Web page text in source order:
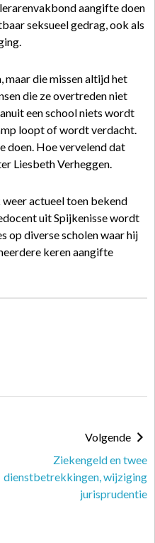
aangifte doen
seksueel gedrag, ook als
maar die missen altijd het
die ze overtreden niet
een school niets wordt
loopt of wordt verdacht.
doen. Hoe vervelend dat
Liesbeth Verheggen.
actueel toen bekend
uit Spijkenisse wordt
op diverse scholen waar hij
keren aangifte
Volgende
Ziekengeld en twee
dienstbetrekkingen, wijziging
jurisprudentie